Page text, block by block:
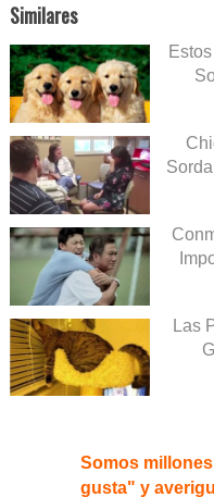
Similares
Las
Somos
gusta" y